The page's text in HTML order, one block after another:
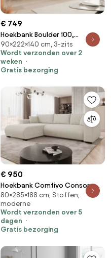
€ 749
Hoekbank Boulder 100,
Aanwezig, Aanwezig,
222x140x90cm, 100.5 kg, Poten:
Hout
90×222×140 cm, 3-zits
Wordt verzonden over 2
weken
Gratis bezorging
€ 950
Hoekbank Comfivo Consors,
Aanwezig, Aanwezig,
285x188x80cm, 119.9 kg, Poten:
Kunststof, Metaal
80×285×188 cm, Stoffen,
moderne
Wordt verzonden over 5
dagen
Gratis bezorging